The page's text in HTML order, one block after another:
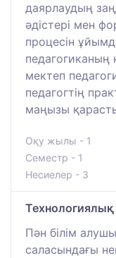
даярлаудың
әдістері мен
процесін
педагогиканың
мектеп
педагогтің
маңызы
Оқу жылы - 1
Семестр - 1
Несиелер - 3
Пән білім
саласындағы